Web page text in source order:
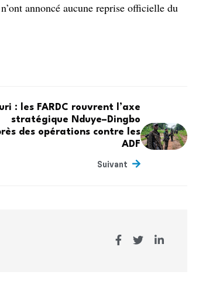
annoncé aucune reprise officielle du
: les FARDC rouvrent l’axe
stratégique Nduye–Dingbo
des opérations contre les
ADF
Suivant